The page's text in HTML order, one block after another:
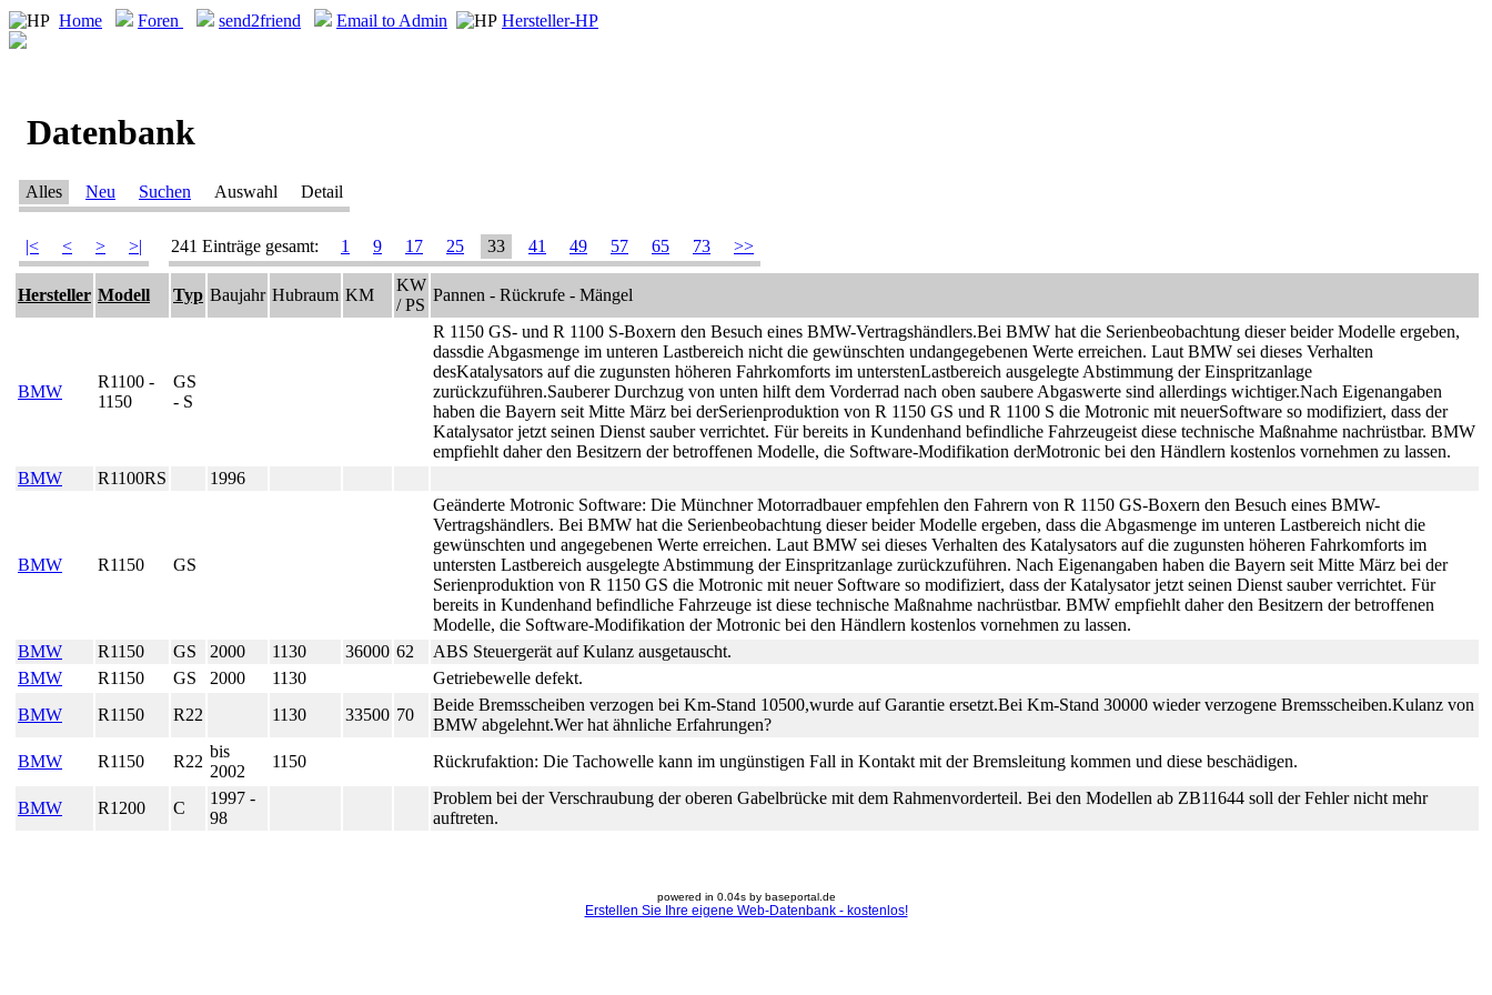
Home Foren send2friend Email to Admin Hersteller-HP
Datenbank
Alles Neu Suchen Auswahl Detail
|< < > >| 241 Einträge gesamt: 1 9 17 25 33 41 49 57 65 73 >>
Hersteller Modell Typ Baujahr Hubraum KM
KW
/ PS
Pannen - Rückrufe - Mängel
BMW
R1100 -
1150
GS
- S
R 1150 GS- und R 1100 S-Boxern den Besuch eines BMW-Vertragshändlers.Bei BMW hat die Serienbeobachtung dieser beider Modelle ergeben,
dassdie Abgasmenge im unteren Lastbereich nicht die gewünschten undangegebenen Werte erreichen. Laut BMW sei dieses Verhalten
desKatalysators auf die zugunsten höheren Fahrkomforts im unterstenLastbereich ausgelegte Abstimmung der Einspritzanlage
zurückzuführen.Sauberer Durchzug von unten hilft dem Vorderrad nach oben saubere Abgaswerte sind allerdings wichtiger.Nach Eigenangaben
haben die Bayern seit Mitte März bei derSerienproduktion von R 1150 GS und R 1100 S die Motronic mit neuerSoftware so modifiziert, dass der
Katalysator jetzt seinen Dienst sauber verrichtet. Für bereits in Kundenhand befindliche Fahrzeugeist diese technische Maßnahme nachrüstbar. BMW
empfiehlt daher den Besitzern der betroffenen Modelle, die Software-Modifikation derMotronic bei den Händlern kostenlos vornehmen zu lassen.
BMW
R1100RS 1996
BMW R1150 GS
Geänderte Motronic Software: Die Münchner Motorradbauer empfehlen den Fahrern von R 1150 GS-Boxern den Besuch eines BMW-
Vertragshändlers. Bei BMW hat die Serienbeobachtung dieser beider Modelle ergeben, dass die Abgasmenge im unteren Lastbereich nicht die
gewünschten und angegebenen Werte erreichen. Laut BMW sei dieses Verhalten des Katalysators auf die zugunsten höheren Fahrkomforts im
untersten Lastbereich ausgelegte Abstimmung der Einspritzanlage zurückzuführen. Nach Eigenangaben haben die Bayern seit Mitte März bei der
Serienproduktion von R 1150 GS die Motronic mit neuer Software so modifiziert, dass der Katalysator jetzt seinen Dienst sauber verrichtet. Für
bereits in Kundenhand befindliche Fahrzeuge ist diese technische Maßnahme nachrüstbar. BMW empfiehlt daher den Besitzern der betroffenen
Modelle, die Software-Modifikation der Motronic bei den Händlern kostenlos vornehmen zu lassen.
BMW
R1150 GS 2000 1130 36000 62
ABS Steuergerät auf Kulanz ausgetauscht.
BMW
R1150 GS 2000 1130
Getriebewelle defekt.
BMW
R1150 R22 1130 33500 70
Beide Bremsscheiben verzogen bei Km-Stand 10500,wurde auf Garantie ersetzt.Bei Km-Stand 30000 wieder verzogene Bremsscheiben.Kulanz von
BMW abgelehnt.Wer hat ähnliche Erfahrungen?
BMW
R1150 R22
bis
2002
1150 Rückrufaktion: Die Tachowelle kann im ungünstigen Fall in Kontakt mit der Bremsleitung kommen und diese beschädigen.
BMW R1200 C
1997 -
98
Problem bei der Verschraubung der oberen Gabelbrücke mit dem Rahmenvorderteil. Bei den Modellen ab ZB11644 soll der Fehler nicht mehr
auftreten.
powered in 0.04s by baseportal.de
Erstellen Sie Ihre eigene Web-Datenbank - kostenlos!